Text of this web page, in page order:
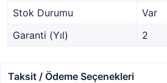
Stok Durumu
Var
Garanti (Yıl)
2
Taksit / Ödeme Seçenekleri